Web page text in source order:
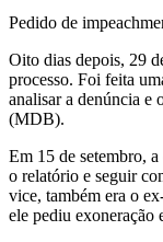
Pedido de
Oito dias depois, 29
processo. Foi feita
analisar a denúncia
(MDB).
Em 15 de setembro,
o relatório e seguir
vice, também era o
ele pediu exoneração